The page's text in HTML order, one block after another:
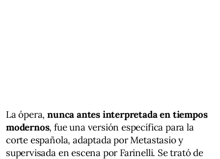
La ópera,nunca antes interpretada en tiempos
modernos, fue una versión específica para la
corte española, adaptada por Metastasio y
supervisada en escena por Farinelli. Se trató de